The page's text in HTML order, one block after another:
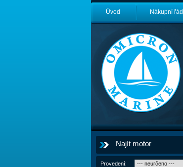
Úvod Nákupní řád
Najít motor
Provedení: